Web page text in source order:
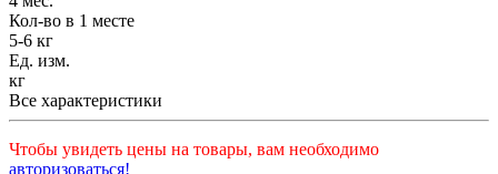
Кол-во в 1 месте
5-6 кг
Ед. изм.
кг
Все характеристики
Чтобы увидеть цены на товары, вам необходимо
авторизоваться!